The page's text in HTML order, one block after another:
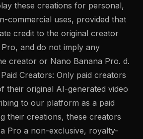
these creations for personal,
commercial uses, provided that
credit to the original creator
and do not imply any
creator or Nano Banana Pro. d.
Creators: Only paid creators
their original AI-generated video
to our platform as a paid
their creations, these creators
Pro a non-exclusive, royalty-